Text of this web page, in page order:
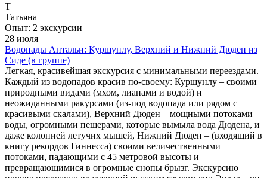
Т
Татьяна
Опыт: 2 экскурсии
28 июля
Водопады Антальи: Куршунлу, Верхний и Нижний Дюден из
Сиде (в группе)
Легкая, красивейшая экскурсия с минимальными переездами.
Каждый из водопадов красив по-своему: Куршунлу – своими
природными видами (мхом, лианами и водой) и
неожиданными ракурсами (из-под водопада или рядом с
красивыми скалами), Верхний Дюден – мощными потоками
воды, огромными пещерами, которые вымыла вода Дюдена, и
даже колонией летучих мышей, Нижний Дюден – (входящий в
книгу рекордов Гиннесса) своими величественными
потоками, падающими с 45 метровой высоты и
превращающимися в огромные снопы брызг. Экскурсию